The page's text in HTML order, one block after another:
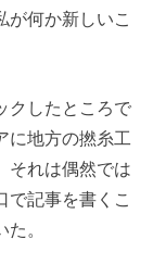
が何か新しいこ
クしたところで
に地方の撚糸工
それは偶然では
で記事を書くこ
。